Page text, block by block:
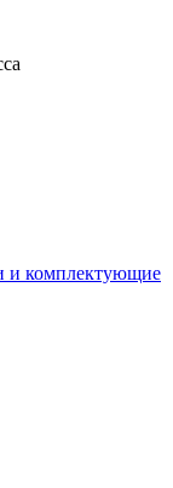
и комплектующие